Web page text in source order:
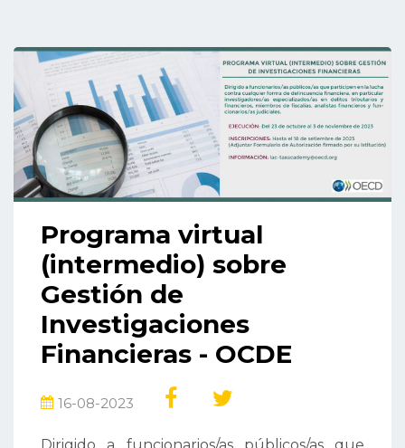
Programa virtual
(intermedio) sobre
Gestión de
Investigaciones
Financieras - OCDE
16-08-2023